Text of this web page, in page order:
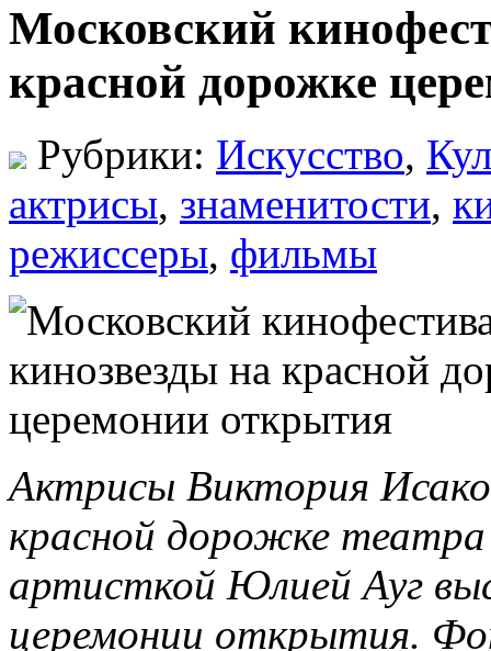
Московский
красной дорожке
Рубрики: Искусство,
актрисы, знаменитости,
режиссеры, фильмы
Актрисы Виктория
красной дорожке
артисткой Юлией Ауг
церемонии открытия.